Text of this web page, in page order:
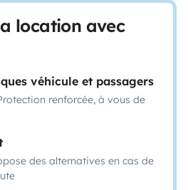
location avec
véhicule et passagers
renforcée, à vous de
des alternatives en cas de